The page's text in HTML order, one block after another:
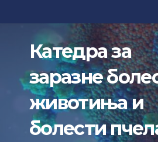
Катедра за
заразне
животиња и
болести